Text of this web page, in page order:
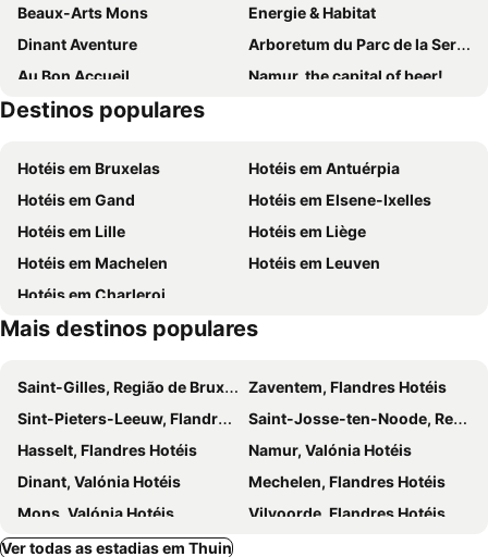
Beaux-Arts Mons
Energie & Habitat
Dinant Aventure
Arboretum du Parc de la Serna
Au Bon Accueil
Namur, the capital of beer!
Wine and Gastronomy Fair
Arboretum de Monceau-sur-Sambre
Gare du Sud
Fete du Houblon
Rue de la Montagne
Centre de Culture Scientifique
Centre de Delassement de Claire-Fontaine
Lacs de l'Eau d'Heure
National Meeting of Model Building
Antica Namur
Chemin de Fer a Vapeur des 3 Vallées
Destinos populares
Hotéis em Bruxelas
Hotéis em Antuérpia
Hotéis em Gand
Hotéis em Elsene-Ixelles
Hotéis em Lille
Hotéis em Liège
Hotéis em Machelen
Hotéis em Leuven
Hotéis em Charleroi
Mais destinos populares
Saint-Gilles, Região de Bruxelas-Capital Hotéis
Zaventem, Flandres Hotéis
Sint-Pieters-Leeuw, Flandres Hotéis
Saint-Josse-ten-Noode, Região de Bruxelas-Capital Hotéis
Hasselt, Flandres Hotéis
Namur, Valónia Hotéis
Dinant, Valónia Hotéis
Mechelen, Flandres Hotéis
Mons, Valónia Hotéis
Vilvoorde, Flandres Hotéis
Schaerbeek, Região de Bruxelas-Capital Hotéis
Ver todas as estadias em Thuin